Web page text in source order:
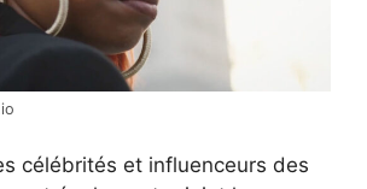
célébrités et influenceurs des